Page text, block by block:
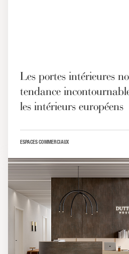
Les portes intérieures
tendance
les intérieurs européens
ESPACES COMMERCIAUX